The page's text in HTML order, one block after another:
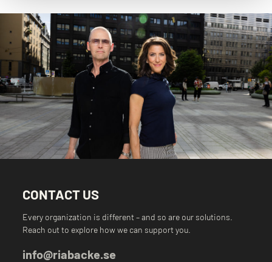
CONTACT US
Every organization is different – and so are our solutions.
Reach out to explore how we can support you.
info@riabacke.se